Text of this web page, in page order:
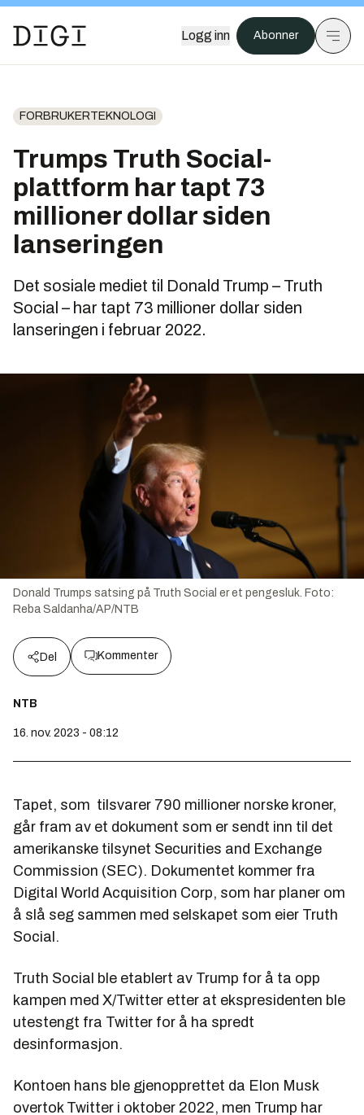
Logg inn Abonner
FORBRUKERTEKNOLOGI
Trumps Truth Social-
plattform har tapt 73
millioner dollar siden
lanseringen
Det sosiale mediet til Donald Trump – Truth
Social – har tapt 73 millioner dollar siden
lanseringen i februar 2022.
Donald Trumps satsing på Truth Social er et pengesluk. Foto:
Reba Saldanha/AP/NTB
Del Kommenter
NTB
16. nov. 2023 - 08:12
Tapet, som tilsvarer 790 millioner norske kroner,
går fram av et dokument som er sendt inn til det
amerikanske tilsynet Securities and Exchange
Commission (SEC). Dokumentet kommer fra
Digital World Acquisition Corp, som har planer om
å slå seg sammen med selskapet som eier Truth
Social.
Truth Social ble etablert av Trump for å ta opp
kampen med X/Twitter etter at ekspresidenten ble
utestengt fra Twitter for å ha spredt
desinformasjon.
Kontoen hans ble gjenopprettet da Elon Musk
overtok Twitter i oktober 2022, men Trump har